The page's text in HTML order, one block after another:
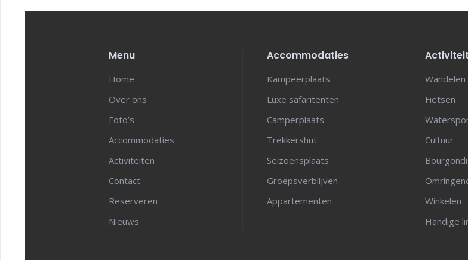
Menu
Home
Over ons
Foto’s
Accommodaties
Activiteiten
Contact
Reserveren
Nieuws
Accommodaties
Kampeerplaats
Luxe safaritenten
Camperplaats
Trekkershut
Seizoensplaats
Groepsverblijven
Appartementen
Wandelen
Fietsen
Cultuur
Winkelen
Handige